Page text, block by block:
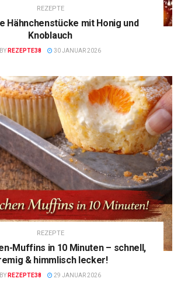
REZEPTE
Hähnchenstücke mit Honig und
Knoblauch
BY REZEPTE38 30 JANUAR 2026
REZEPTE
Muffins in 10 Minuten – schnell,
& himmlisch lecker!
BY REZEPTE38 29 JANUAR 2026